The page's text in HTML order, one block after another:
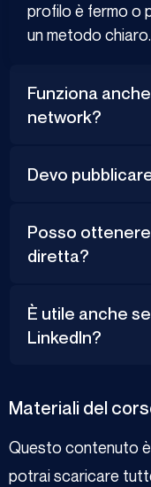
profilo è fermo o
un metodo chiaro.
Funziona
network?
Devo
Posso
diretta?
È utile anche
LinkedIn?
Materiali del
Questo contenuto
potrai scaricare